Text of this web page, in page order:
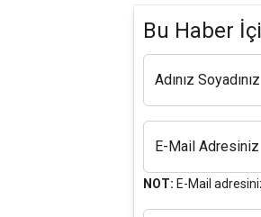
Bu Haber
Adınız Soyadınız
E-Mail Adresiniz
NOT: E-Mail